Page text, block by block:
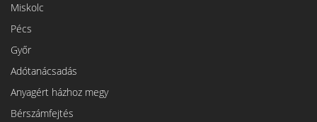
Miskolc
Pécs
Győr
Adótanácsadás
Anyagért házhoz megy
Bérszámfejtés